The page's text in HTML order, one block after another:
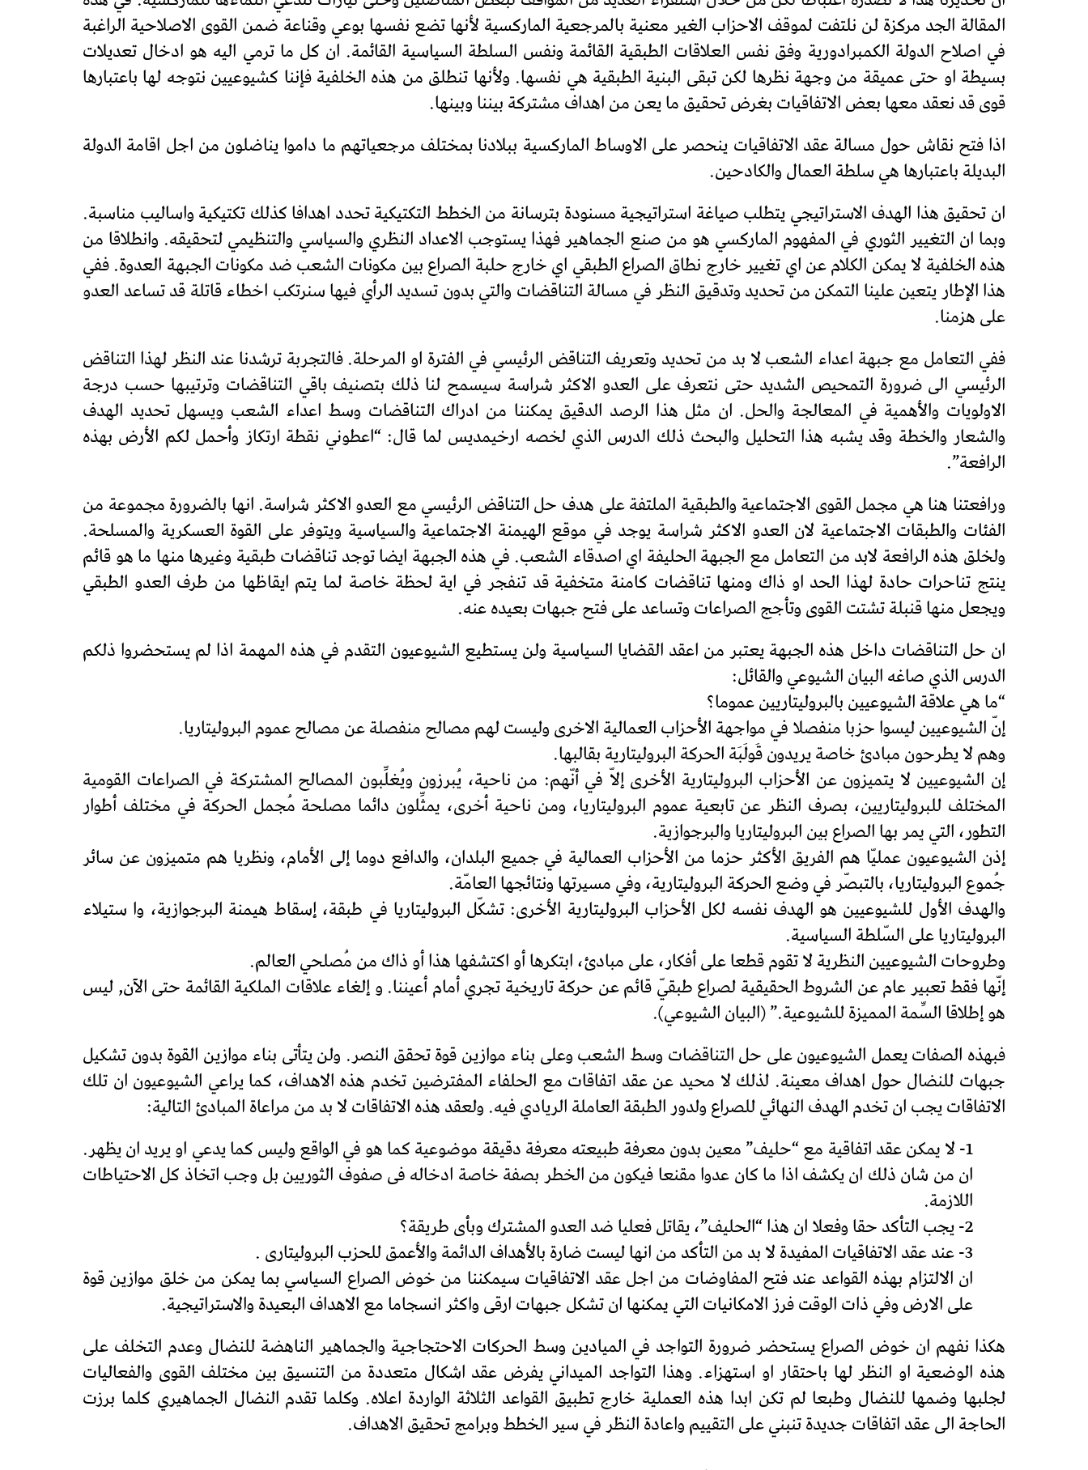
المقالة الجد مركزة لن نلتفت لموقف الاحزاب الغير معنية بالمرجعية الماركسية لأنها تضع نفسها بوعي وقناعة ضمن القوى الاصلاحية الراغبة
في اصلاح الدولة الكمبرادورية وفق نفس العلاقات الطبقية القائمة ونفس السلطة السياسية القائمة. ان كل ما ترمي اليه هو ادخال تعديلات
بسيطة او حتى عميقة من وجهة نظرها لكن تبقى البنية الطبقية هي نفسها. ولأنها تنطلق من هذه الخلفية فإننا كشيوعيين نتوجه لها باعتبارها
قوى قد نعقد معها بعض الاتفاقيات بغرض تحقيق ما يعن من اهداف مشتركة بيننا وبينها.
اذا فتح نقاش حول مسالة عقد الاتفاقيات ينحصر على الاوساط الماركسية ببلادنا بمختلف مرجعياتهم ما داموا يناضلون من اجل اقامة الدولة
البديلة باعتبارها هي سلطة العمال والكادحين.
ان تحقيق هذا الهدف الاستراتيجي يتطلب صياغة استراتيجية مسنودة بترسانة من الخطط التكتيكية تحدد اهدافا كذلك تكتيكية واساليب مناسبة.
وبما ان التغيير الثوري في المفهوم الماركسي هو من صنع الجماهير فهذا يستوجب الاعداد النظري والسياسي والتنظيمي لتحقيقه. وانطلاقا من
هذه الخلفية لا يمكن الكلام عن اي تغيير خارج نطاق الصراع الطبقي اي خارج حلبة الصراع بين مكونات الشعب ضد مكونات الجبهة العدوة. ففي
هذا الإطار يتعين علينا التمكن من تحديد وتدقيق النظر في مسالة التناقضات والتي بدون تسديد الرأي فيها سنرتكب اخطاء قاتلة قد تساعد العدو
على هزمنا.
ففي التعامل مع جبهة اعداء الشعب لا بد من تحديد وتعريف التناقض الرئيسي في الفترة او المرحلة. فالتجربة ترشدنا عند النظر لهذا التناقض
الرئيسي الى ضرورة التمحيص الشديد حتى نتعرف على العدو الاكثر شراسة سيسمح لنا ذلك بتصنيف باقي التناقضات وترتيبها حسب درجة
الاولويات والأهمية في المعالجة والحل. ان مثل هذا الرصد الدقيق يمكننا من ادراك التناقضات وسط اعداء الشعب ويسهل تحديد الهدف
والشعار والخطة وقد يشبه هذا التحليل والبحث ذلك الدرس الذي لخصه ارخيمديس لما قال: “اعطوني نقطة ارتكاز وأحمل لكم الأرض بهذه
الرافعة”.
ورافعتنا هنا هي مجمل القوى الاجتماعية والطبقية الملتفة على هدف حل التناقض الرئيسي مع العدو الاكثر شراسة. انها بالضرورة مجموعة من
الفئات والطبقات الاجتماعية لان العدو الاكثر شراسة يوجد في موقع الهيمنة الاجتماعية والسياسية ويتوفر على القوة العسكرية والمسلحة.
ولخلق هذه الرافعة لابد من التعامل مع الجبهة الحليفة اي اصدقاء الشعب. في هذه الجبهة ايضا توجد تناقضات طبقية وغيرها منها ما هو قائم
ينتج تناحرات حادة لهذا الحد او ذاك ومنها تناقضات كامنة متخفية قد تنفجر في اية لحظة خاصة لما يتم ايقاظها من طرف العدو الطبقي
ويجعل منها قنبلة تشتت القوى وتأجج الصراعات وتساعد على فتح جبهات بعيده عنه.
ان حل التناقضات داخل هذه الجبهة يعتبر من اعقد القضايا السياسية ولن يستطيع الشيوعيون التقدم في هذه المهمة اذا لم يستحضروا ذلكم
الدرس الذي صاغه البيان الشيوعي والقائل:
“ما هي علاقة الشيوعيين بالبروليتاريين عموما؟
إنّ الشيوعيين ليسوا حزبا منفصلا في مواجهة الأحزاب العمالية الاخرى وليست لهم مصالح منفصلة عن مصالح عموم البروليتاريا.
وهم لا يطرحون مبادئ خاصة يريدون قَولَبَة الحركة البروليتارية بقالبها.
إن الشيوعيين لا يتميزون عن الأحزاب البروليتارية الأخرى إلاّ في أنّهم: من ناحية، يُبرزون ويُغلِّبون المصالح المشتركة في الصراعات القومية
المختلف للبروليتاريين، بصرف النظر عن تابعية عموم البروليتاريا، ومن ناحية أخرى، يمثِّلون دائما مصلحة مُجمل الحركة في مختلف أطوار
التطور، التي يمر بها الصراع بين البروليتاريا والبرجوازية.
إذن الشيوعيون عمليّا هم الفريق الأكثر حزما من الأحزاب العمالية في جميع البلدان، والدافع دوما إلى الأمام، ونظريا هم متميزون عن سائر
جُموع البروليتاريا، بالتبصّر في وضع الحركة البروليتارية، وفي مسيرتها ونتائجها العامّة.
والهدف الأول للشيوعيين هو الهدف نفسه لكل الأحزاب البروليتارية الأخرى: تشكّل البروليتاريا في طبقة، إسقاط هيمنة البرجوازية، وا ستيلاء
البروليتاريا على السّلطة السياسية.
وطروحات الشيوعيين النظرية لا تقوم قطعا على أفكار، على مبادئ، ابتكرها أو اكتشفها هذا أو ذاك من مُصلحي العالم.
إنّها فقط تعبير عام عن الشروط الحقيقية لصراع طبقيّ قائم عن حركة تاريخية تجري أمام أعيننا. و إلغاء علاقات الملكية القائمة حتى الآن, ليس
هو إطلاقا السِّمة المميزة للشيوعية.” (البيان الشيوعي).
فبهذه الصفات يعمل الشيوعيون على حل التناقضات وسط الشعب وعلى بناء موازين قوة تحقق النصر. ولن يتأتى بناء موازين القوة بدون تشكيل
جبهات للنضال حول اهداف معينة. لذلك لا محيد عن عقد اتفاقات مع الحلفاء المفترضين تخدم هذه الاهداف، كما يراعي الشيوعيون ان تلك
الاتفاقات يجب ان تخدم الهدف النهائي للصراع ولدور الطبقة العاملة الريادي فيه. ولعقد هذه الاتفاقات لا بد من مراعاة المبادئ التالية:
1- لا يمكن عقد اتفاقية مع “حليف” معين بدون معرفة طبيعته معرفة دقيقة موضوعية كما هو في الواقع وليس كما يدعي او يريد ان يظهر.
ان من شان ذلك ان يكشف اذا ما كان عدوا مقنعا فيكون من الخطر بصفة خاصة ادخاله فى صفوف الثوريين بل وجب اتخاذ كل الاحتياطات
اللازمة.
2- يجب التأكد حقا وفعلا ان هذا “الحليف”، يقاتل فعليا ضد العدو المشترك وبأى طريقة؟
3- عند عقد الاتفاقيات المفيدة لا بد من التأكد من انها ليست ضارة بالأهداف الدائمة والأعمق للحزب البروليتارى .
ان الالتزام بهذه القواعد عند فتح المفاوضات من اجل عقد الاتفاقيات سيمكننا من خوض الصراع السياسي بما يمكن من خلق موازين قوة
على الارض وفي ذات الوقت فرز الامكانيات التي يمكنها ان تشكل جبهات ارقى واكثر انسجاما مع الاهداف البعيدة والاستراتيجية.
هكذا نفهم ان خوض الصراع يستحضر ضرورة التواجد في الميادين وسط الحركات الاحتجاجية والجماهير الناهضة للنضال وعدم التخلف على
هذه الوضعية او النظر لها باحتقار او استهزاء. وهذا التواجد الميداني يفرض عقد اشكال متعددة من التنسيق بين مختلف القوى والفعاليات
لجلبها وضمها للنضال وطبعا لم تكن ابدا هذه العملية خارج تطبيق القواعد الثلاثة الواردة اعلاه. وكلما تقدم النضال الجماهيري كلما برزت
الحاجة الى عقد اتفاقات جديدة تنبني على التقييم واعادة النظر في سير الخطط وبرامج تحقيق الاهداف.